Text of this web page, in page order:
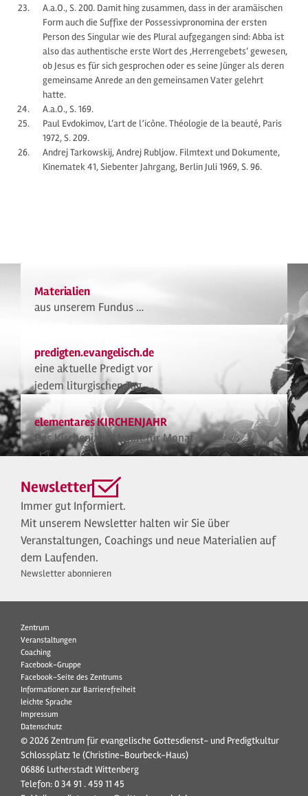
A.a.O., S. 200. Damit hing zusammen, dass in der aramäischen
Form auch die Suffixe der Possessivpronomina der ersten
Person des Singular wie des Plural aufgegangen sind: Abba ist
also das authentische erste Wort des ‚Herrengebets‘ gewesen,
ob Jesus es für sich gesprochen oder es seine Jünger als deren
gemeinsame Anrede an den gemeinsamen Vater gelehrt
hatte.
A.a.O., S. 169.
Paul Evdokimov, L‘art de l’icône. Théologie de la beauté, Paris
1972, S. 209.
Andrej Tarkowskij, Andrej Rubljow. Filmtext und Dokumente,
Kinematek 41, Siebenter Jahrgang, Berlin Juli 1969, S. 96.
Materialien
aus unserem Fundus …
predigten.evangelisch.de
eine aktuelle Predigt vor
jedem liturgischen Tag
elementares KIRCHENJAHR
Das Kirchenjahr Monat für Monat
Newsletter
Immer gut Informiert.
Mit unserem Newsletter halten wir Sie über
Veranstaltungen, Coachings und neue Materialien auf
dem Laufenden.
Newsletter abonnieren
Zentrum
Veranstaltungen
Coaching
Facebook-Gruppe
Facebook-Seite des Zentrums
Informationen zur Barrierefreiheit
leichte Sprache
Impressum
Datenschutz
© 2026 Zentrum für evangelische Gottesdienst- und Predigtkultur
Schlossplatz 1e (Christine-Bourbeck-Haus)
06886 Lutherstadt Wittenberg
Telefon:0 34 91 . 459 11 45